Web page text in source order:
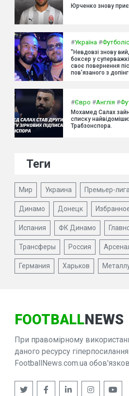
Юрченко знову
#Україна #
"Невдовзі знову
боксер у
своє повернення
пов'язаного з
#Євро #Англія #
Мохамед Салах
списку
Трабзонспора.
Теги
Мир Украина Премьер-лига
Динамо Донецк
Испания ФК Динамо
Трансферы Россия
Германия Харьков
FOOTBALLNEWS
При правомірному
даного ресурсу
FootballNews.com.ua